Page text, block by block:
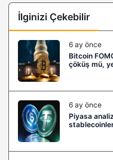
İlginizi Çekebilir
6 ay önce
Bitcoin
çöküş mü,
6 ay önce
Piyasa